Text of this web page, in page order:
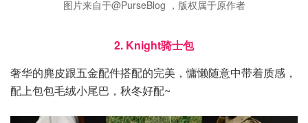
图片来自于@PurseBlog ，版权属于原作者
2. Knight骑士包
奢华的麂皮跟五金配件搭配的完美，慵懒随意中带着质感，
配上包包毛绒小尾巴，秋冬好配~